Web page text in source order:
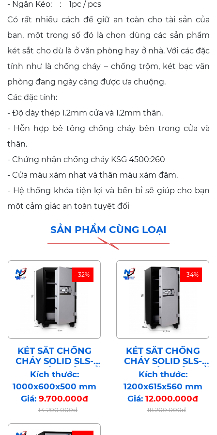
- Ngăn Kéo: : 1pc / pcs
Có rất nhiều cách để giữ an toàn cho tài sản của
bạn, một trong số đó là chọn dùng các sản phẩm
két sắt cho dù là ở văn phòng hay ở nhà. Với các đặc
tính như là chống cháy – chống trộm, két bạc văn
phòng đang ngày càng được ưa chuộng.
Các đặc tính:
- Độ dày thép 1.2mm cửa và 1.2mm thân.
- Hỗn hợp bê tông chống cháy bên trong cửa và
thân.
- Chứng nhận chống cháy KSG 4500:260
- Cửa màu xám nhạt và thân màu xám đậm.
- Hệ thống khóa tiện lợi và bền bỉ sẽ giúp cho bạn
một cảm giác an toàn tuyệt đối
SẢN PHẨM CÙNG LOẠI
- 32%
KÉT SẮT CHỐNG
CHÁY SOLID SLS-
100E KHÓA ĐIỆN TỬ
BẢO MẬT CÔNG
NGHỆ HÀN QUỐC
Kích thước:
1000x600x500 mm
Giá: 9.700.000đ
14.200.000đ
- 34%
KÉT SẮT CHỐNG
CHÁY SOLID SLS-
120E KHÓA ĐIỆN TỬ
BẢO MẬT CÔNG
NGHỆ HÀN QUỐC
Kích thước:
1200x615x560 mm
Giá: 12.000.000đ
18.200.000đ